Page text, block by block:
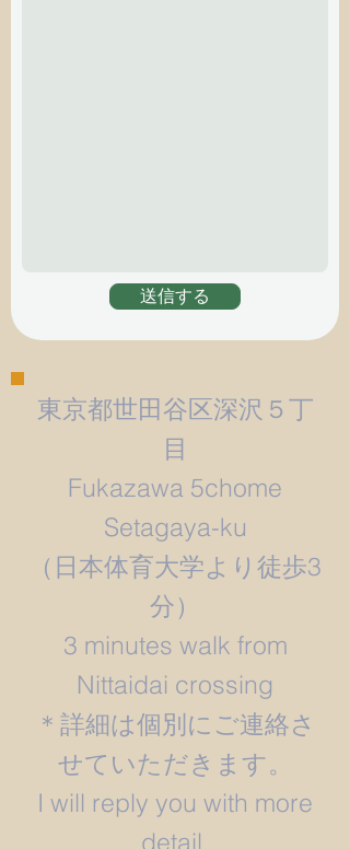
送信する
東京都世田谷区深沢５丁
目
Fukazawa 5chome
Setagaya-ku
​（日本体育大学より徒歩3
分）
3 minutes walk from
Nittaidai crossing
＊詳細は個別にご連絡さ
せていただきます。
​I will reply you with more
detail.